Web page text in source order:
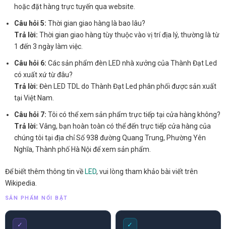
hoặc đặt hàng trực tuyến qua website.
Câu hỏi 5: Thời gian giao hàng là bao lâu?
Trả lời: Thời gian giao hàng tùy thuộc vào vị trí địa lý, thường là từ
1 đến 3 ngày làm việc.
Câu hỏi 6: Các sản phẩm đèn LED nhà xưởng của Thành Đạt Led
có xuất xứ từ đâu?
Trả lời: Đèn LED TDL do Thành Đạt Led phân phối được sản xuất
tại Việt Nam.
Câu hỏi 7: Tôi có thể xem sản phẩm trực tiếp tại cửa hàng không?
Trả lời: Vâng, bạn hoàn toàn có thể đến trực tiếp cửa hàng của
chúng tôi tại địa chỉ Số 938 đường Quang Trung, Phường Yên
Nghĩa, Thành phố Hà Nội để xem sản phẩm.
Để biết thêm thông tin về LED, vui lòng tham khảo bài viết trên
Wikipedia.
SẢN PHẨM NỔI BẬT
✓ ✓